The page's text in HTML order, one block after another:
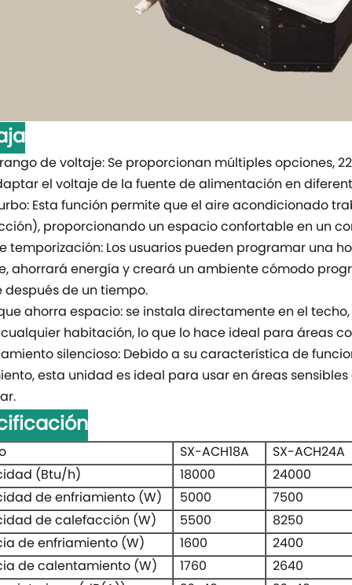
de voltaje:Se proporcionan múltiples opciones,
el voltaje de la fuente de alimentación en
Esta función permite que el aire acondicionado
proporcionando un espacio confortable en un
temporización: Los usuarios pueden programar una
ahorrará energía y creará un ambiente cómodo
de un tiempo.
ahorra espacio: se instala directamente en el
habitación, lo que lo hace ideal para áreas
silencioso: Debido a su característica de
esta unidad es ideal para usar en áreas
SX-ACH18A
SX-ACH24A
(Btu/h)
18000
24000
de enfriamiento (W)
5000
7500
de calefacción (W)
5500
8250
de enfriamiento (W)
1600
2400
de calentamiento (W)
1760
2640